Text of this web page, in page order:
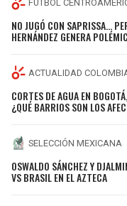
FÚTBOL
NO JUGÓ CON SAPRISSA…
HERNÁNDEZ GENERA
ACTUALIDAD
CORTES DE AGUA EN
¿QUÉ BARRIOS SON LOS
SELECCIÓN MEXICANA
OSWALDO SÁNCHEZ Y
VS BRASIL EN EL AZTECA